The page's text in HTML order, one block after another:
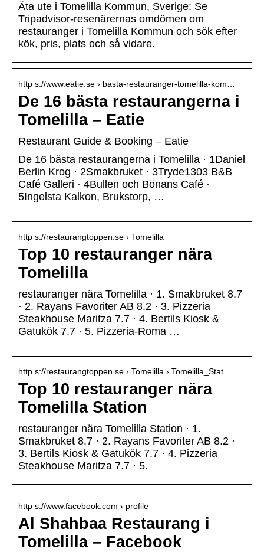
Äta ute i Tomelilla Kommun, Sverige: Se
Tripadvisor-resenärernas omdömen om
restauranger i Tomelilla Kommun och sök efter
kök, pris, plats och så vidare.
http s://www.eatie.se › basta-restauranger-tomelilla-kom…
De 16 bästa restaurangerna i
Tomelilla – Eatie
Restaurant Guide & Booking – Eatie
De 16 bästa restaurangerna i Tomelilla · 1Daniel
Berlin Krog · 2Smakbruket · 3Tryde1303 B&B
Café Galleri · 4Bullen och Bönans Café ·
5Ingelsta Kalkon, Brukstorp, …
http s://restaurangtoppen.se › Tomelilla
Top 10 restauranger nära
Tomelilla
restauranger nära Tomelilla · 1. Smakbruket 8.7
· 2. Rayans Favoriter AB 8.2 · 3. Pizzeria
Steakhouse Maritza 7.7 · 4. Bertils Kiosk &
Gatukök 7.7 · 5. Pizzeria-Roma …
http s://restaurangtoppen.se › Tomelilla › Tomelilla_Stat…
Top 10 restauranger nära
Tomelilla Station
restauranger nära Tomelilla Station · 1.
Smakbruket 8.7 · 2. Rayans Favoriter AB 8.2 ·
3. Bertils Kiosk & Gatukök 7.7 · 4. Pizzeria
Steakhouse Maritza 7.7 · 5.
http s://www.facebook.com › profile
Al Shahbaa Restaurang i
Tomelilla – Facebook